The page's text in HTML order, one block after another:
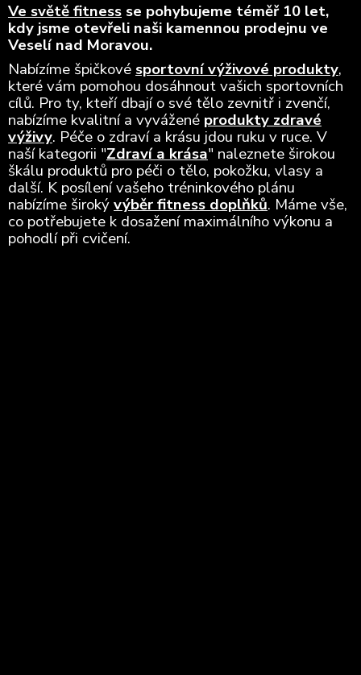
Ve světě fitness se pohybujeme téměř 10 let,
kdy jsme otevřeli naši kamennou prodejnu ve
Veselí nad Moravou.
Nabízíme špičkové sportovní výživové produkty,
které vám pomohou dosáhnout vašich sportovních
cílů. Pro ty, kteří dbají o své tělo zevnitř i zvenčí,
nabízíme kvalitní a vyvážené produkty zdravé
výživy. Péče o zdraví a krásu jdou ruku v ruce. V
naší kategorii "Zdraví a krása" naleznete širokou
škálu produktů pro péči o tělo, pokožku, vlasy a
další. K posílení vašeho tréninkového plánu
nabízíme širokývýběr fitness doplňků. Máme vše,
co potřebujete k dosažení maximálního výkonu a
pohodlí při cvičení.